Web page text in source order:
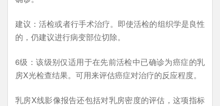
建议：活检或者行手术治疗。即使活检的组织学是良性
的，仍建议进行病变部位切除。
6级：该级别仅适用于在先前活检中已确诊为癌症的乳
房X光检查结果。可用来评估癌症对治疗的反应程度。
乳房X线影像报告还包括对乳房密度的评估，这项指标